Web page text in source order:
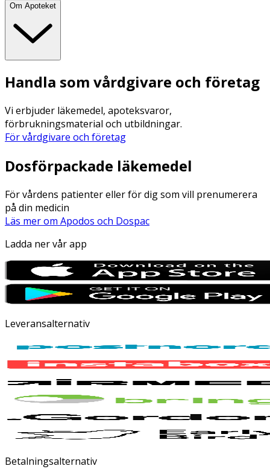
Om Apoteket
Handla som vårdgivare och företag
Vi erbjuder läkemedel, apoteksvaror,
förbrukningsmaterial och utbildningar.
För vårdgivare och företag
Dosförpackade läkemedel
För vårdens patienter eller för dig som vill prenumerera
på din medicin
Läs mer om Apodos och Dospac
Ladda ner vår app
Leveransalternativ
Betalningsalternativ